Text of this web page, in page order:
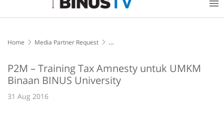
Home
Media Partner Request
P2M – Training Tax Amnesty untuk UMKM
Binaan BINUS University
31 Aug 2016